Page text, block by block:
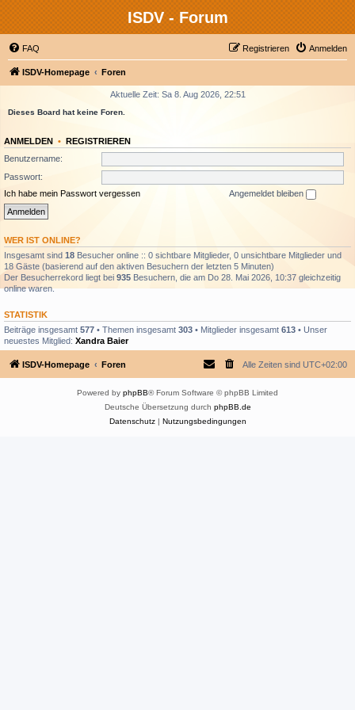
ISDV - Forum
FAQ Anmelden
Registrieren
ISDV-Homepage Foren
Aktuelle Zeit: Sa 8. Aug 2026, 22:51
Dieses Board hat keine Foren.
ANMELDEN • REGISTRIEREN
Benutzername:
Passwort:
Ich habe mein Passwort vergessen
Angemeldet bleiben
WER IST ONLINE?
Insgesamt sind 18 Besucher online :: 0 sichtbare Mitglieder, 0 unsichtbare Mitglieder und
18 Gäste (basierend auf den aktiven Besuchern der letzten 5 Minuten)
Der Besucherrekord liegt bei 935 Besuchern, die am Do 28. Mai 2026, 10:37 gleichzeitig
online waren.
STATISTIK
Beiträge insgesamt 577 • Themen insgesamt 303 • Mitglieder insgesamt 613 • Unser
neuestes Mitglied: Xandra Baier
ISDV-Homepage Foren Alle Zeiten sind UTC+02:00
Powered by phpBB® Forum Software © phpBB Limited
Deutsche Übersetzung durch phpBB.de
Datenschutz| Nutzungsbedingungen